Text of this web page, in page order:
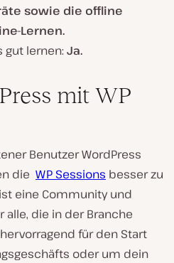
sowie die offline
Lernen.
gut lernen: Ja.
mit WP
Benutzer WordPress
die WP Sessions besser zu
eine Community und
alle, die in der Branche
für den Start
oder um dein